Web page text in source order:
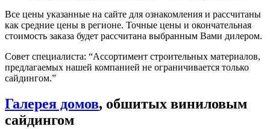
Все цены указанные на сайте для ознакомления и рассчитаны
как средние цены в регионе. Точные цены и окончательная
стоимость заказа будет рассчитана выбранным Вами дилером.
Совет специалиста: “Ассортимент строительных материалов,
предлагаемых нашей компанией не ограничивается только
сайдингом.”
Галерея домов, обшитых виниловым
сайдингом